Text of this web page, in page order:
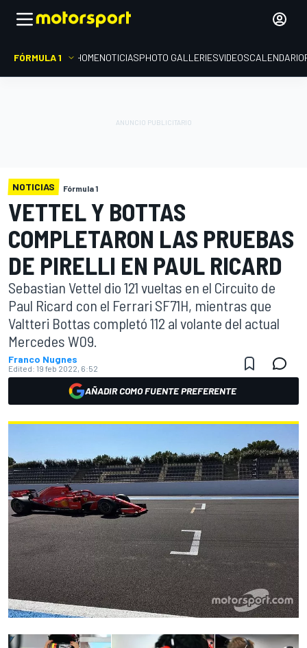
FÓRMULA 1 HOMENOTICIASPHOTO GALLERIESVIDEOSCALENDARIO
NOTICIAS Fórmula 1
VETTEL Y BOTTAS
COMPLETARON LAS PRUEBAS
DE PIRELLI EN PAUL RICARD
Sebastian Vettel dio 121 vueltas en el Circuito de
Paul Ricard con el Ferrari SF71H, mientras que
Valtteri Bottas completó 112 al volante del actual
Mercedes W09.
Franco Nugnes
Edited: 19 feb 2022, 6:52
AÑADIR COMO FUENTE PREFERENTE